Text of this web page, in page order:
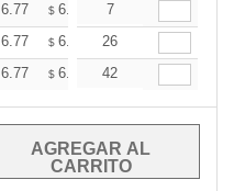
6.77 $ 6.55 $
7
6.77 $ 6.55 $6.44
26
6.77 $ 6.55 $6.44
42